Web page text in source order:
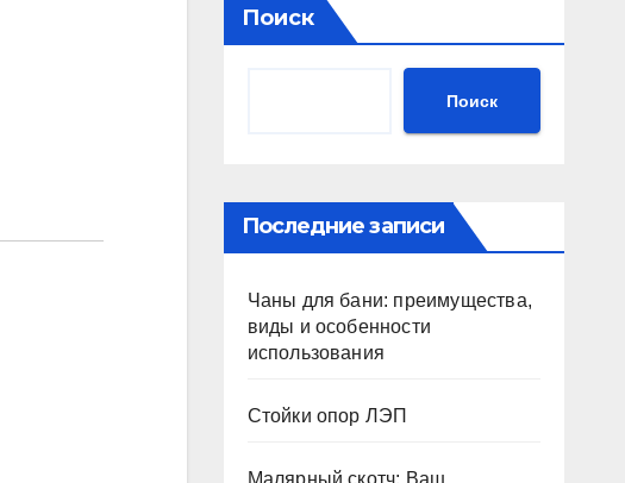
Поиск
Поиск
Последние записи
Чаны для бани: преимущества,
виды и особенности
использования
Стойки опор ЛЭП
Малярный скотч: Ваш